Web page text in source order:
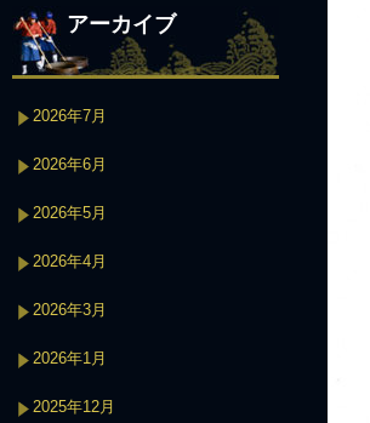
アーカイブ
2026年7月
2026年6月
2026年5月
2026年4月
2026年3月
2026年1月
2025年12月